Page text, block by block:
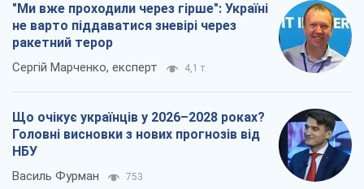
"Ми вже проходили через гірше": Україні
не варто піддаватися зневірі через
ракетний терор
Сергій Марченко, експерт 4,1 т.
Що очікує українців у 2026–2028 роках?
Головні висновки з нових прогнозів від
НБУ
Василь Фурман 753